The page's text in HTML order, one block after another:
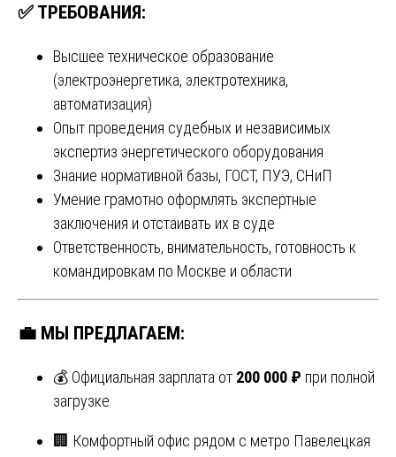
✅ ТРЕБОВАНИЯ:
Высшее техническое образование
(электроэнергетика, электротехника,
автоматизация)
Опыт проведения судебных и независимых
экспертиз энергетического оборудования
Знание нормативной базы, ГОСТ, ПУЭ, СНиП
Умение грамотно оформлять экспертные
заключения и отстаивать их в суде
Ответственность, внимательность, готовность к
командировкам по Москве и области
💼 МЫ ПРЕДЛАГАЕМ:
💰 Официальная зарплата от 200 000 ₽ при полной
загрузке
🏢 Комфортный офис рядом с метро Павелецкая